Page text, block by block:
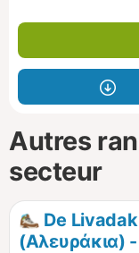
Autres
secteur
De
(Αλευράκια)